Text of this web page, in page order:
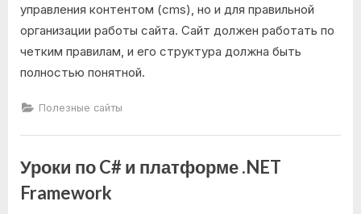
управления контентом (cms), но и для правильной
организации работы сайта. Сайт должен работать по
четким правилам, и его структура должна быть
полностью понятной.
Полезные сайты
Уроки по C# и платформе .NET
Framework